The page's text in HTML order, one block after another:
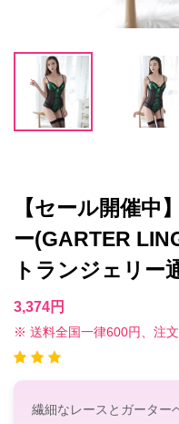
【セール開催中
ー(GARTER
トランジェリー
3,374円
※ 送料全国一律600円、注
繊細なレースとガーター